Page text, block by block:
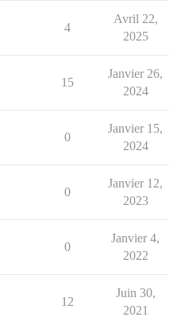
4
Avril 22,
2025
15
Janvier 26,
2024
0
Janvier 15,
2024
0
Janvier 12,
2023
0
Janvier 4,
2022
12
Juin 30,
2021